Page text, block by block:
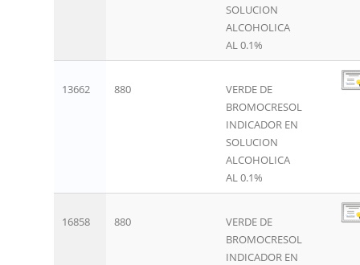
SOLUCION
ALCOHOLICA
AL 0.1%
13662 880
VERDE DE
BROMOCRESOL
INDICADOR EN
SOLUCION
ALCOHOLICA
AL 0.1%
16858 880
VERDE DE
BROMOCRESOL
INDICADOR EN